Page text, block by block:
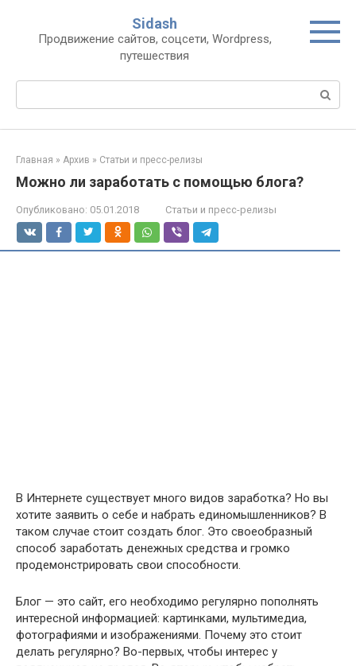
контенту
Sidash
Продвижение сайтов, соцсети, Wordpress,
путешествия
Главная » Архив » Статьи и пресс-релизы
Можно ли заработать с помощью блога?
Опубликовано: 05.01.2018 Статьи и пресс-релизы
В Интернете существует много видов заработка? Но вы
хотите заявить о себе и набрать единомышленников? В
таком случае стоит создать блог. Это своеобразный
способ заработать денежных средства и громко
продемонстрировать свои способности.
Блог — это сайт, его необходимо регулярно пополнять
интересной информацией: картинками, мультимедиа,
фотографиями и изображениями. Почему это стоит
делать регулярно? Во-первых, чтобы интерес у